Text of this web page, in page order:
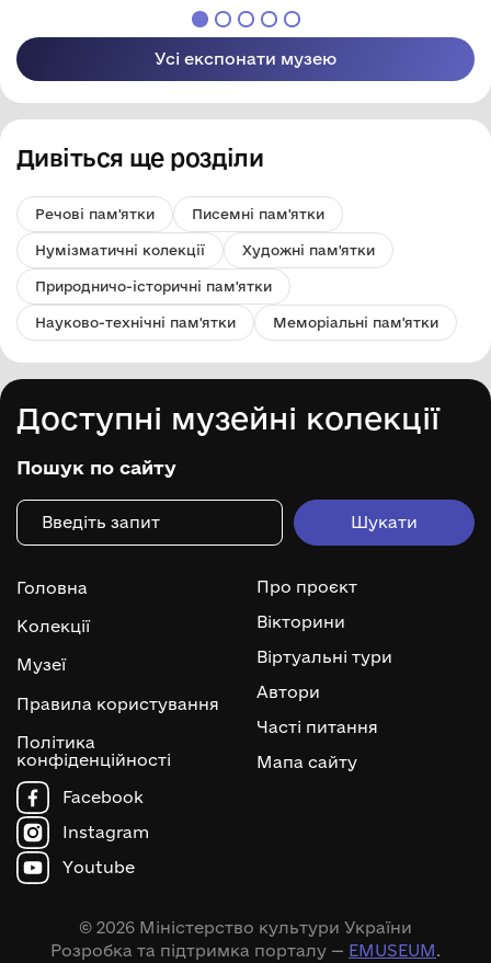
Усі експонати музею
Дивіться ще розділи
Речові пам'ятки Писемні пам'ятки
Нумізматичні колекції Художні пам'ятки
Природничо-історичні пам'ятки
Науково-технічні пам'ятки Меморіальні пам'ятки
Доступні музейні колекції
Пошук по сайту
Головна
Колекції
Музеї
Правила користування
Політика
конфіденційності
Про проєкт
Вікторини
Віртуальні тури
Автори
Часті питання
Мапа сайту
Facebook
Instagram
Youtube
© 2026 Міністерство культури України
Розробка та підтримка порталу — EMUSEUM.